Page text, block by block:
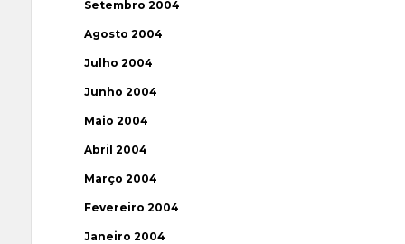
Setembro 2004
Agosto 2004
Julho 2004
Junho 2004
Maio 2004
Abril 2004
Março 2004
Fevereiro 2004
Janeiro 2004